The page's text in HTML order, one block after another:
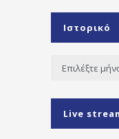
Ιστορικό
Ιστορικό
Live